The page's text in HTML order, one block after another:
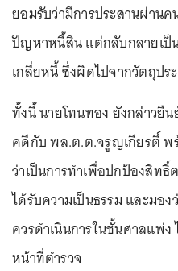
ยอมรับว่ามีการประสานผ่าน
ปัญหาหนี้สิน แต่กลับกลายเป็น
เกลี่ยหนี้ ซึ่งผิดไปจากวัตถุปร
ทั้งนี้ นายโทนทอง ยังกล่าวยื
คดีกับ พล.ต.ต.จรูญเกียรติ์
ว่าเป็นการทำเพื่อปกป้องสิท
ได้รับความเป็นธรรม และมอ
ควรดำเนินการในชั้นศาลแพ่ง
หน้าที่ตำรวจ